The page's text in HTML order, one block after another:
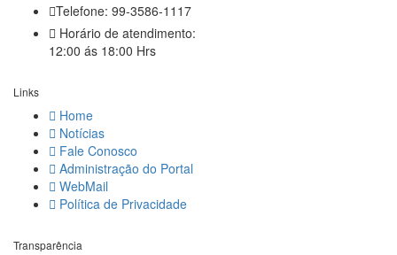
Telefone: 99-3586-1117
Horário de atendimento:
12:00 ás 18:00 Hrs
Links
Home
Notícias
Fale Conosco
Administração do Portal
WebMail
Política de Privacidade
Transparência